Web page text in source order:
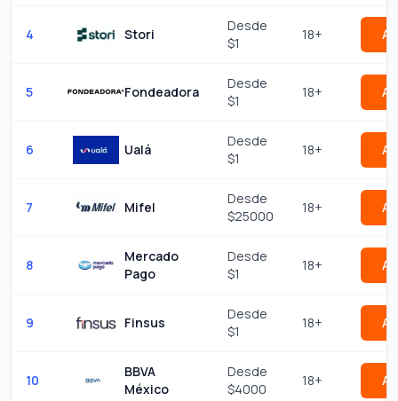
4 Stori
Desde
$1
18+
5 Fondeadora
Desde
$1
18+
6 Ualá
Desde
$1
18+
7 Mifel
Desde
$25000
18+
8
Mercado
Pago
Desde
$1
18+
9 Finsus
Desde
$1
18+
10
BBVA
México
Desde
$4000
18+